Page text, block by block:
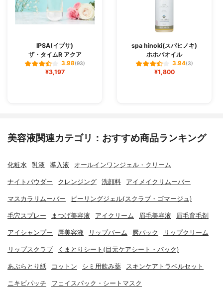
IPSA(イプサ)
ザ・タイムR アクア
3.98(93)
¥3,197
spa hinoki(スパヒノキ)
ホホバオイル
3.94(3)
¥1,800
美容液関連カテゴリ：おすすめ商品ランキング
化粧水 乳液 導入液 オールインワンジェル・クリーム
ナイトパウダー クレンジング 洗顔料 アイメイクリムーバー
マスカラリムーバー ピーリングジェル(スクラブ・ゴマージュ)
毛穴スプレー まつげ美容液 アイクリーム 眉毛美容液 眉毛育毛剤
アイシャンプー 唇美容液 リップバーム 唇パック リップクリーム
リップスクラブ くまとりシート(目元ケアシート・パック)
あぶらとり紙 コットン シミ用飲み薬 スキンケアトラベルセット
ニキビパッチ フェイスパック・シートマスク